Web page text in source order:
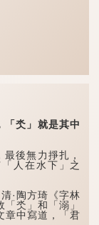
氼」就是其中
後無力掙扎，
人在水下」之
·陶方琦《字林
氼」和「溺」
章中寫道，「君